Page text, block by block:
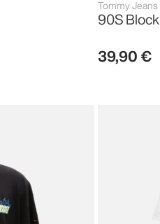
Tommy Jeans
90S Block
39,90 €